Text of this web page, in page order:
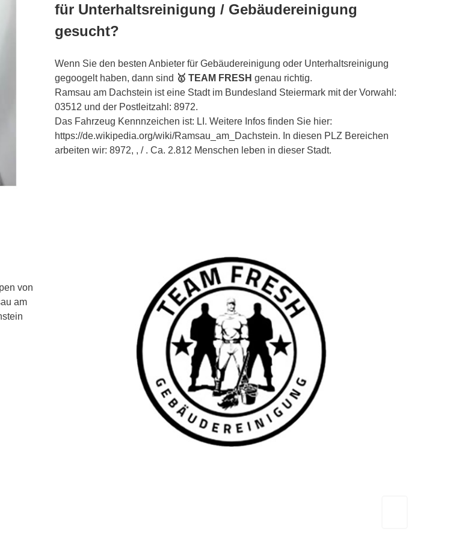
für Unterhaltsreinigung / Gebäudereinigung
gesucht?
Wenn Sie den besten Anbieter für Gebäudereinigung oder Unterhaltsreinigung
gegoogelt haben, dann sind 🥇 TEAM FRESH genau richtig.
Ramsau am Dachstein ist eine Stadt im Bundesland Steiermark mit der Vorwahl:
03512 und der Postleitzahl: 8972.
Das Fahrzeug Kennnzeichen ist: LI. Weitere Infos finden Sie hier:
https://de.wikipedia.org/wiki/Ramsau_am_Dachstein. In diesen PLZ Bereichen
arbeiten wir: 8972, , / . Ca. 2.812 Menschen leben in dieser Stadt.